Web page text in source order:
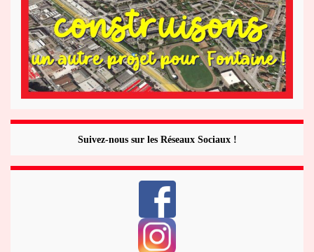
Suivez-nous sur les Réseaux Sociaux !